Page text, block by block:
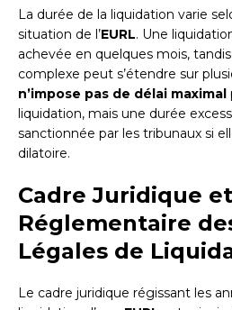
La durée de la liquidation varie
situation de l’EURL. Une
achevée en quelques mois,
complexe peut s’étendre sur
n’impose pas de délai maximal
liquidation, mais une durée
sanctionnée par les tribunaux si
dilatoire.
Cadre Juridique et
Réglementaire
Légales de
Le cadre juridique régissant les